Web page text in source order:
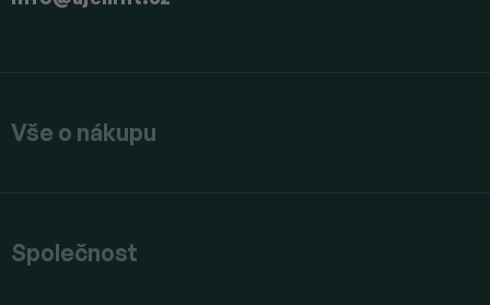
Vše o nákupu
Společnost